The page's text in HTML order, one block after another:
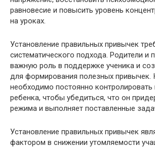
равновесие и повысить уровень
на уроках.
Установление правильных привычек
систематического подхода. Родители и
важную роль в поддержке ученика и
для формирования полезных привычек.
необходимо постоянно контролировать
ребенка, чтобы убедиться, что он
режима и выполняет поставленные
Установление правильных привычек
фактором в снижении утомляемости